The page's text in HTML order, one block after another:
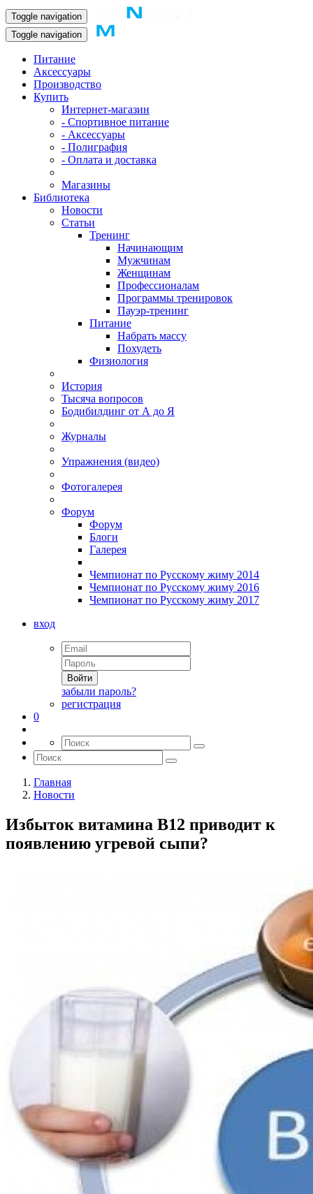
Toggle navigation
Toggle navigation
Питание
Аксессуары
Производство
Купить
Интернет-магазин
- Спортивное питание
- Аксессуары
- Полиграфия
- Оплата и доставка
Магазины
Библиотека
Новости
Статьи
Тренинг
Начинающим
Мужчинам
Женщинам
Профессионалам
Программы тренировок
Пауэр-тренинг
Питание
Набрать массу
Похудеть
Физиология
История
Тысяча вопросов
Бодибилдинг от А до Я
Журналы
Упражнения (видео)
Фотогалерея
Форум
Форум
Блоги
Галерея
Чемпионат по Русскому жиму 2014
Чемпионат по Русскому жиму 2016
Чемпионат по Русскому жиму 2017
вход
Войти
забыли пароль?
регистрация
0
Главная
Новости
Избыток витамина В12 приводит к
появлению угревой сыпи?